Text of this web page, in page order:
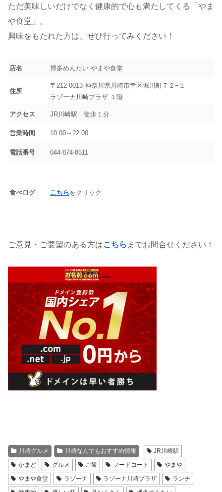
ただ美味しいだけでなく健康的で心も満たしてくる「やま
や食堂」。
興味をもたれた方は、ぜひ行ってみください！
店名 博多めんたい やまや食堂
住所
〒212-0013 神奈川県川崎市幸区堀川町７２−１
ラゾーナ川崎プラザ １階
アクセス JR川崎駅 徒歩１分
営業時間 10:00～22:00
電話番号 044-874-8511
食べログ こちらをクリック
ご意見・ご要望のある方はこちら までお問合せください！
川崎グルメ 川崎なんでもおすすめ情報
JR川崎駅
かまど
グルメ ご飯 フードコート
やまや
やまや食堂
ラゾーナ ラゾーナ川崎プラザ
ランチ